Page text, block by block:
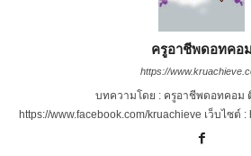
ครูอาชีพดอทคอม
https://
บทความโดย : ครูอาชีพดอทคอม
https://www.facebook.com/kruachieve เว็บไซต์